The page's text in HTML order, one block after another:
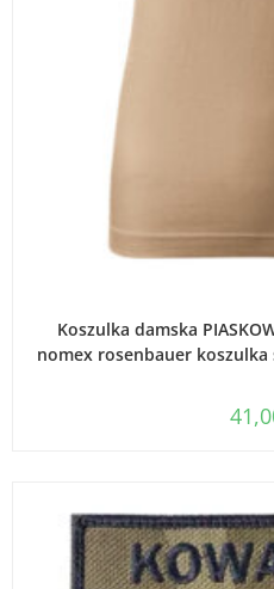
Koszulka damska
nomex rosenbauer koszulka